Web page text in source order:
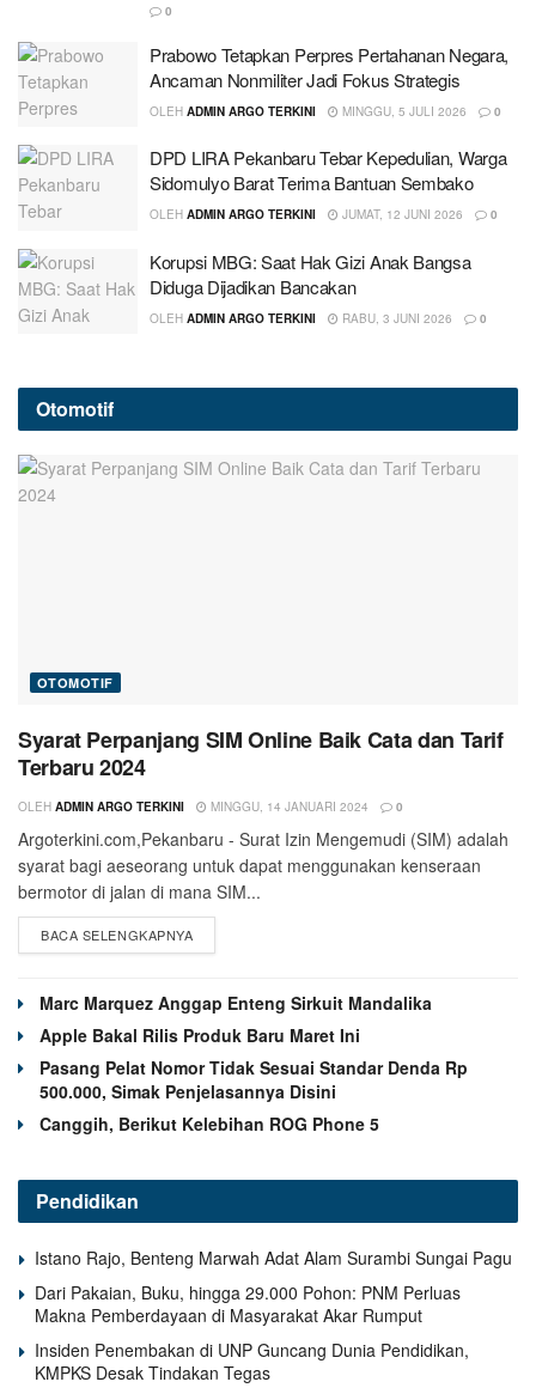
0
Prabowo Tetapkan Perpres Pertahanan Negara,
Ancaman Nonmiliter Jadi Fokus Strategis
OLEH ADMIN ARGO TERKINI MINGGU, 5 JULI 2026 0
DPD LIRA Pekanbaru Tebar Kepedulian, Warga
Sidomulyo Barat Terima Bantuan Sembako
OLEH ADMIN ARGO TERKINI JUMAT, 12 JUNI 2026 0
Korupsi MBG: Saat Hak Gizi Anak Bangsa
Diduga Dijadikan Bancakan
OLEH ADMIN ARGO TERKINI RABU, 3 JUNI 2026 0
Otomotif
OTOMOTIF
Syarat Perpanjang SIM Online Baik Cata dan Tarif
Terbaru 2024
OLEH ADMIN ARGO TERKINI MINGGU, 14 JANUARI 2024 0
Argoterkini.com,Pekanbaru - Surat Izin Mengemudi (SIM) adalah
syarat bagi aeseorang untuk dapat menggunakan kenseraan
bermotor di jalan di mana SIM...
BACA SELENGKAPNYA
Marc Marquez Anggap Enteng Sirkuit Mandalika
Apple Bakal Rilis Produk Baru Maret Ini
Pasang Pelat Nomor Tidak Sesuai Standar Denda Rp
500.000, Simak Penjelasannya Disini
Canggih, Berikut Kelebihan ROG Phone 5
Pendidikan
Istano Rajo, Benteng Marwah Adat Alam Surambi Sungai Pagu
Dari Pakaian, Buku, hingga 29.000 Pohon: PNM Perluas
Makna Pemberdayaan di Masyarakat Akar Rumput
Insiden Penembakan di UNP Guncang Dunia Pendidikan,
KMPKS Desak Tindakan Tegas